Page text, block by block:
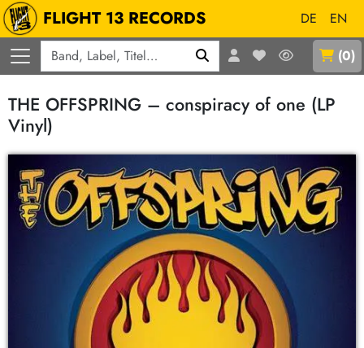
FLIGHT 13 RECORDS DE
EN
(0)
THE OFFSPRING – conspiracy of one (LP
Vinyl)